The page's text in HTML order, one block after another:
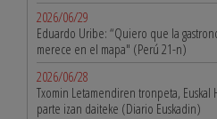
2026/06/29
Eduardo Uribe: “Quiero que la
merece en el mapa" (Perú 21-n)
2026/06/28
Txomin Letamendiren tronpeta,
parte izan daiteke (Diario Euskadin)